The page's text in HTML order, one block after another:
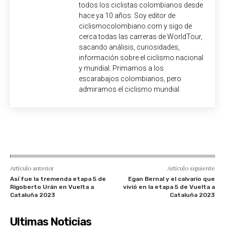
todos los ciclistas colombianos desde
hace ya 10 años. Soy editor de
ciclismocolombiano.com y sigo de
cerca todas las carreras de WorldTour,
sacando análisis, curiosidades,
información sobre el ciclismo nacional
y mundial. Primamos a los
escarabajos colombianos, pero
admiramos el ciclismo mundial.
Artículo anterior
Así fue la tremenda etapa 5 de
Rigoberto Urán en Vuelta a
Cataluña 2023
Artículo siguiente
Egan Bernal y el calvario que
vivió en la etapa 5 de Vuelta a
Cataluña 2023
Ultimas Noticias